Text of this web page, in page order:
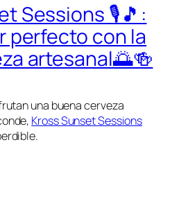
Sessions 🎙️🎵:
perfecto con la
artesanal🌅🍻
una buena cerveza
Kross Sunset Sessions